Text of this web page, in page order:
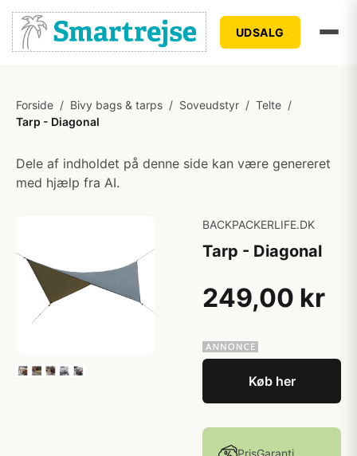
UDSALG
Forside / Bivy bags & tarps / Soveudstyr / Telte /
Tarp - Diagonal
Dele af indholdet på denne side kan være genereret
med hjælp fra AI.
BACKPACKERLIFE.DK
Tarp - Diagonal
249,00 kr
Køb her
PrisGaranti